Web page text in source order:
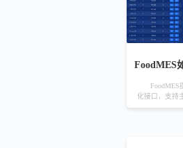
FoodMES
化接口，支持